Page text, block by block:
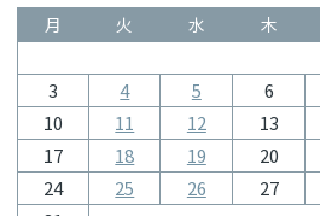
月 火 水 木
3
4 5 6
10
11 12 13
17
18 19 20
24
25 26 27